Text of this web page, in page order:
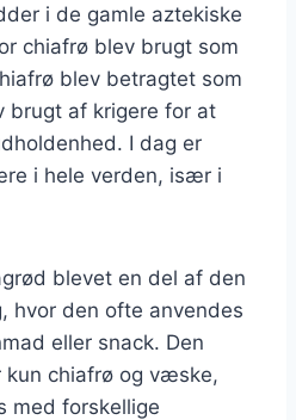
i de gamle aztekiske
chiafrø blev brugt som
blev betragtet som
brugt af krigere for at
I dag er
i hele verden, især i
blevet en del af den
hvor den ofte anvendes
eller snack. Den
chiafrø og væske,
med forskellige